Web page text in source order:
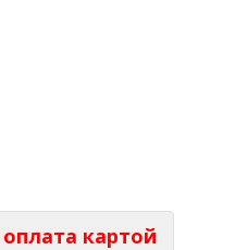
картой